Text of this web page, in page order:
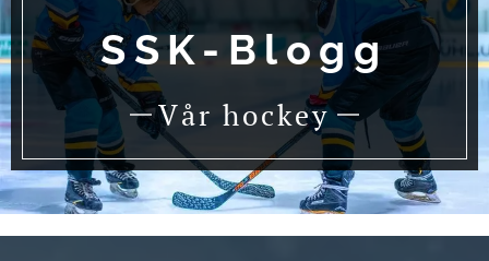
SSK-Blogg
Vår hockey